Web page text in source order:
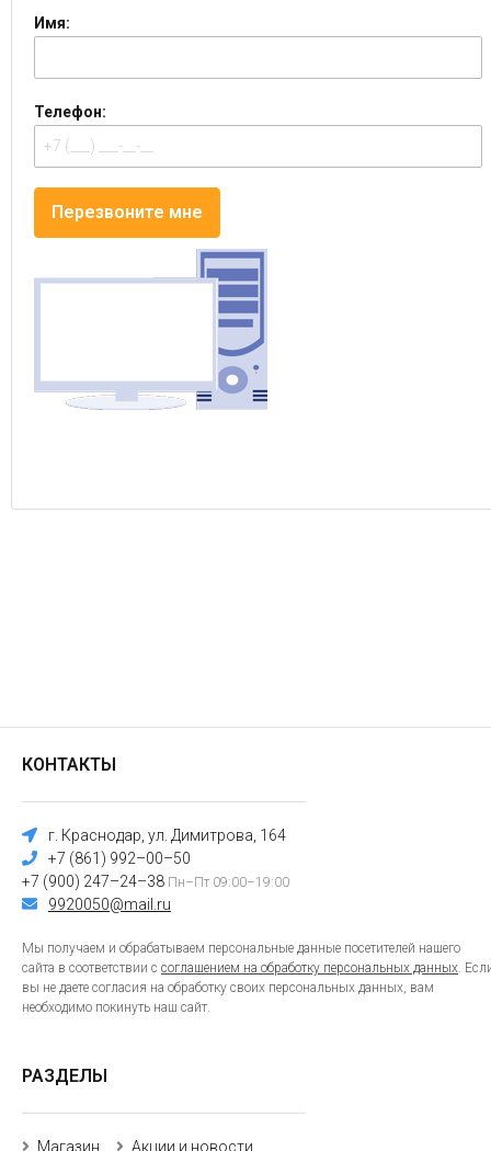
Имя:
Телефон:
КОНТАКТЫ
г. Краснодар, ул. Димитрова, 164
+7 (861) 992–00–50
+7 (900) 247–24–38 Пн–Пт 09:00–19:00
9920050@mail.ru
Мы получаем и обрабатываем персональные данные посетителей нашего
сайта в соответствии с соглашением на обработку персональных данных.
вы не даете согласия на обработку своих персональных данных, вам
необходимо покинуть наш сайт.
РАЗДЕЛЫ
Магазин Акции и новости